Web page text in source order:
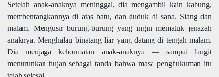
Setelah anak-anaknya meninggal, dia mengambil kain kabung,
membentangkannya di atas batu, dan duduk di sana. Siang dan
malam. Mengusir burung-burung yang ingin mematuk jenazah
anaknya. Menghalau binatang liar yang datang di tengah malam.
Dia menjaga kehormatan anak-anaknya — sampai langit
menurunkan hujan sebagai tanda bahwa masa penghukuman itu